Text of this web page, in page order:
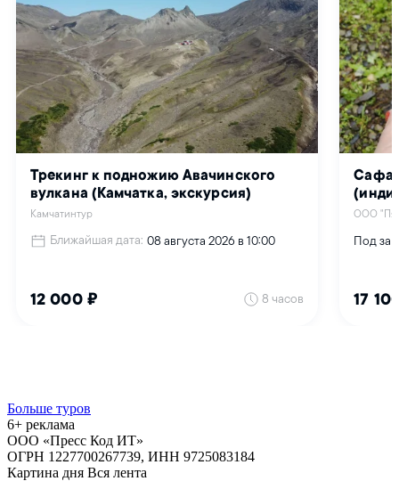
Больше туров
6+ реклама
ООО «Пресс Код ИТ»
ОГРН 1227700267739, ИНН 9725083184
Картина дня Вся лента